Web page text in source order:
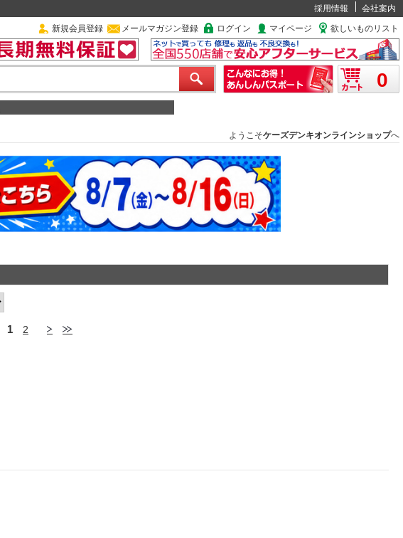
採用情報
会社案内
新規会員登録 メールマガジン登録 ログイン マイページ 欲しいものリスト
0
ようこそケーズデンキオンラインショップへ
1 2